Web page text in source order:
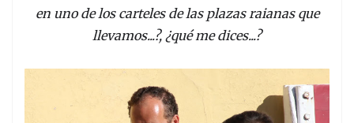
en uno de los carteles de las plazas raianas que
llevamos...?, ¿qué me dices...?